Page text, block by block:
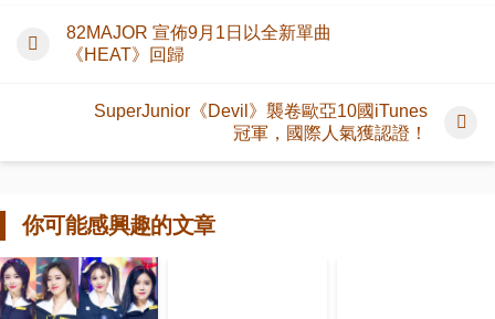
82MAJOR 宣佈9月1日以全新單曲
《HEAT》回歸
SuperJunior《Devil》襲卷歐亞10國iTunes
冠軍，國際人氣獲認證！
你可能感興趣的文章